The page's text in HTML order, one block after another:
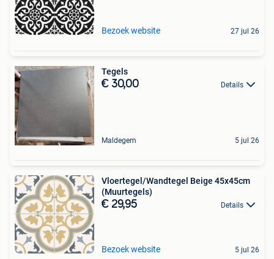
Bezoek website 27 jul 26
Tegels
€ 30,00 Details
Maldegem 5 jul 26
Vloertegel/Wandtegel Beige 45x45cm
(Muurtegels)
€ 29,95 Details
Bezoek website 5 jul 26